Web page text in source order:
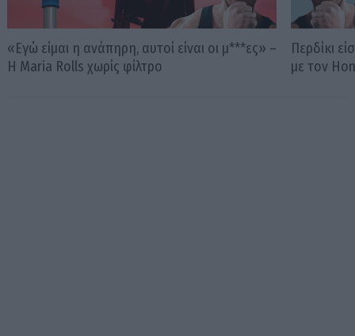
«Εγώ είμαι η ανάπηρη, αυτοί είναι οι μ***ες» –
Η Maria Rolls χωρίς φίλτρο
Περδίκι
με τον